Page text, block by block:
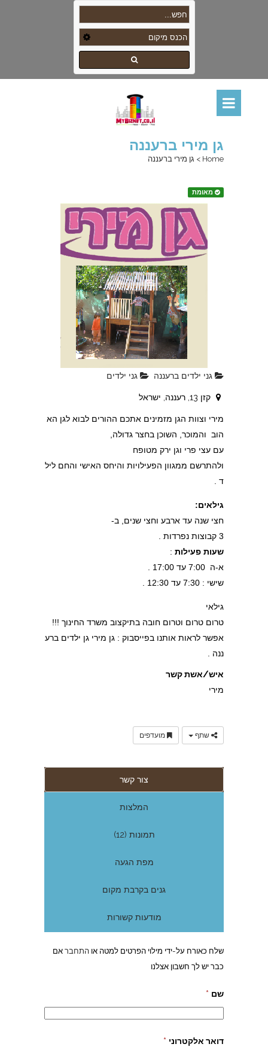
גן מירי ברעננה
Home
> גן מירי ברעננה
מאומת
גני ילדים ברעננה גני ילדים
קזן 13, רעננה, ישראל
מירי וצוות הגן מזמינים אתכם ההורים לבוא לגן הא
הוב והמוכר, השוכן בחצר גדולה,
עם עצי פרי וגן ירק מטופח
ולהתרשם ממגוון הפעילויות והיחס האישי והחם ליל
ד .
גילאים:
חצי שנה עד ארבע וחצי שנים, ב-
3 קבוצות נפרדות .
שעות פעילות :
א-ה 7:00 עד 17:00 .
שישי : 7:30 עד 12:30 .
גילאי
טרום טרום וטרום חובה בתיקצוב משרד החינוך !!!
אפשר לראות אותנו בפייסבוק : גן מירי גן ילדים ברע
ננה .
איש/אשת קשר
מירי
שתף מועדפים
צור קשר
המלצות
תמונות (12)
מפת הגעה
גנים בקרבת מקום
מודעות קשורות
שלח כאורח על-ידי מילוי הפרטים למטה או התחבראם
כבר יש לך חשבון אצלנו
שם *
דואר אלקטרוני *